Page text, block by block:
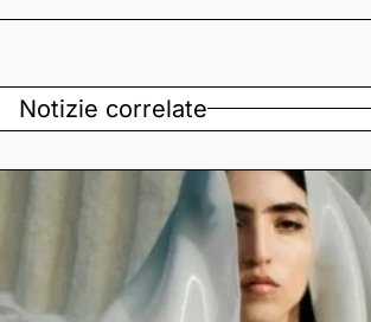
Notizie correlate